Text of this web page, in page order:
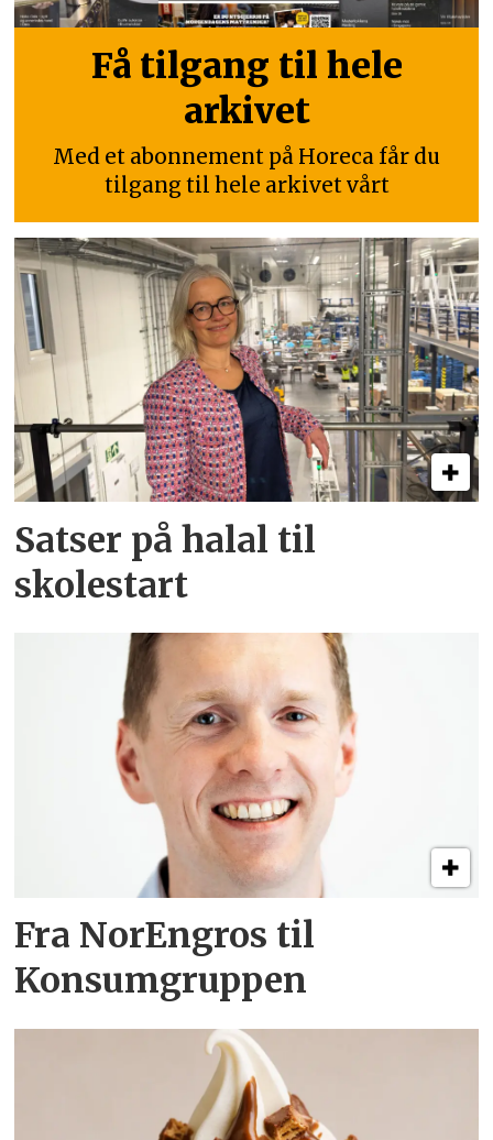
Få tilgang til hele
arkivet
Med et abonnement på Horeca får du
tilgang til hele arkivet vårt
Satser på halal til
skolestart
Fra NorEngros til
Konsumgruppen